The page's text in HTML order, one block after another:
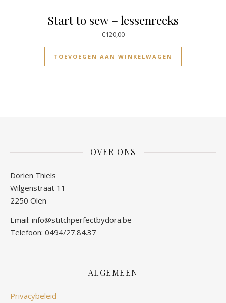
Start to sew – lessenreeks
€120,00
TOEVOEGEN AAN WINKELWAGEN
OVER ONS
Dorien Thiels
Wilgenstraat 11
2250 Olen
Email: info@stitchperfectbydora.be
Telefoon: 0494/27.84.37
ALGEMEEN
Privacybeleid